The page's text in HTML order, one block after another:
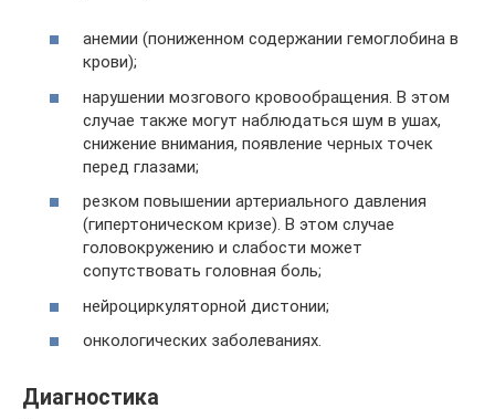
анемии (пониженном содержании гемоглобина в
крови);
нарушении мозгового кровообращения. В этом
случае также могут наблюдаться шум в ушах,
снижение внимания, появление черных точек
перед глазами;
резком повышении артериального давления
(гипертоническом кризе). В этом случае
головокружению и слабости может
сопутствовать головная боль;
нейроциркуляторной дистонии;
онкологических заболеваниях.
Диагностика